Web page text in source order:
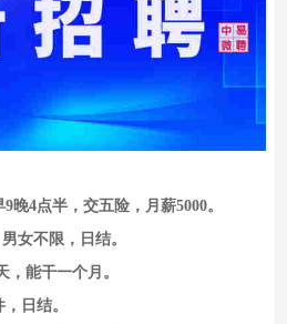
晚4点半，交五险，月薪5000。
女不限，日结。
，能干一个月。
日结。